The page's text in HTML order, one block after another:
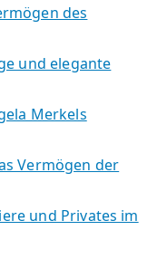
des
und elegante
Merkels
Vermögen der
und Privates im